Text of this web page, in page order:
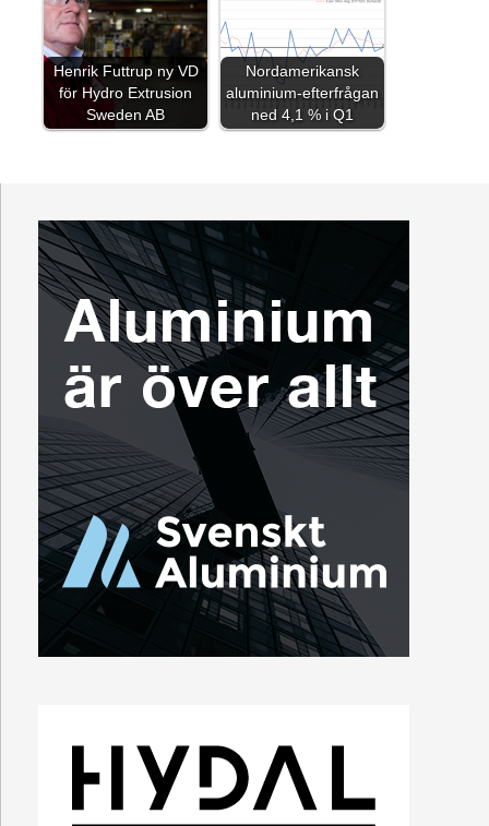
Henrik Futtrup ny VD
för Hydro Extrusion
Sweden AB
Nordamerikansk
aluminium-efterfrågan
ned 4,1 % i Q1